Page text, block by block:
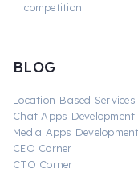
competition
BLOG
Location-Based Services
Chat Apps Development
Media Apps Development
CEO Corner
CTO Corner